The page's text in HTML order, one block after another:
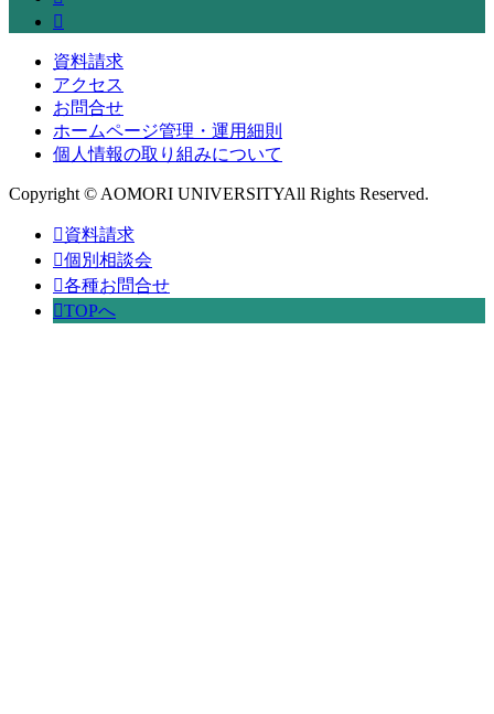
資料請求
アクセス
お問合せ
ホームページ管理・運用細則
個人情報の取り組みについて
Copyright © AOMORI UNIVERSITYAll Rights Reserved.
資料請求
個別相談会
各種お問合せ
TOPへ